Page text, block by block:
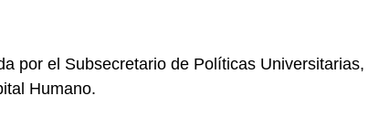
por el Subsecretario de Políticas Universitarias,
Humano.